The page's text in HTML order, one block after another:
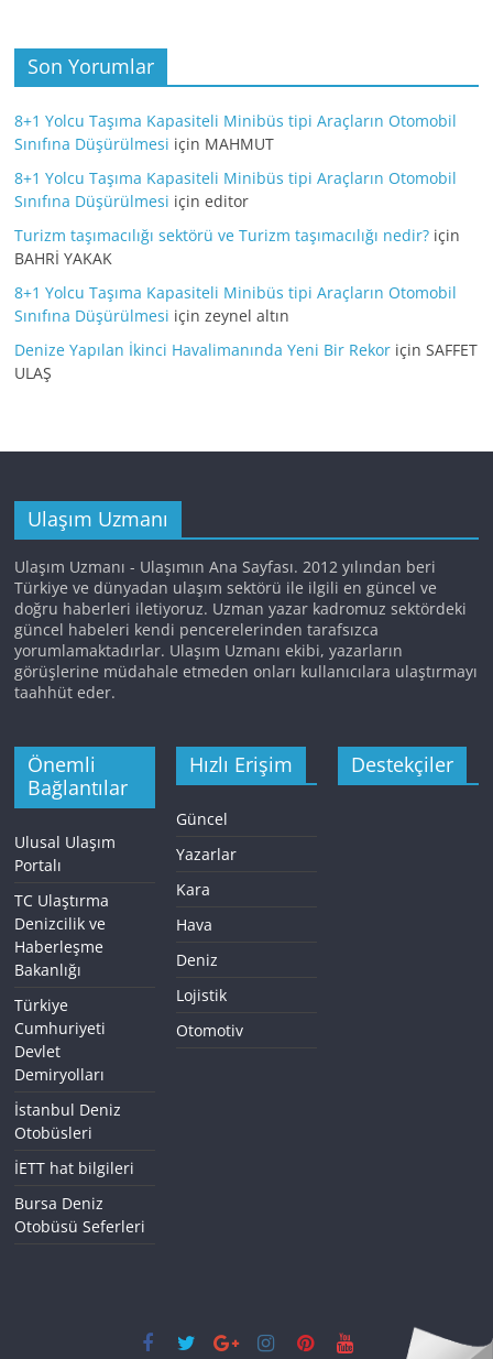
Son Yorumlar
8+1 Yolcu Taşıma Kapasiteli Minibüs tipi Araçların Otomobil
Sınıfına Düşürülmesi için MAHMUT
8+1 Yolcu Taşıma Kapasiteli Minibüs tipi Araçların Otomobil
Sınıfına Düşürülmesi içineditor
Turizm taşımacılığı sektörü ve Turizm taşımacılığı nedir? için
BAHRİ YAKAK
8+1 Yolcu Taşıma Kapasiteli Minibüs tipi Araçların Otomobil
Sınıfına Düşürülmesi içinzeynel altın
Denize Yapılan İkinci Havalimanında Yeni Bir Rekor içinSAFFET
ULAŞ
Ulaşım Uzmanı
Ulaşım Uzmanı - Ulaşımın Ana Sayfası. 2012 yılından beri
Türkiye ve dünyadan ulaşım sektörü ile ilgili en güncel ve
doğru haberleri iletiyoruz. Uzman yazar kadromuz sektördeki
güncel habeleri kendi pencerelerinden tarafsızca
yorumlamaktadırlar. Ulaşım Uzmanı ekibi, yazarların
görüşlerine müdahale etmeden onları kullanıcılara ulaştırmayı
taahhüt eder.
Önemli
Bağlantılar
Ulusal Ulaşım
Portalı
TC Ulaştırma
Denizcilik ve
Haberleşme
Bakanlığı
Türkiye
Cumhuriyeti
Devlet
Demiryolları
İstanbul Deniz
Otobüsleri
İETT hat bilgileri
Bursa Deniz
Otobüsü Seferleri
Hızlı Erişim
Güncel
Yazarlar
Kara
Hava
Deniz
Lojistik
Otomotiv
Destekçiler